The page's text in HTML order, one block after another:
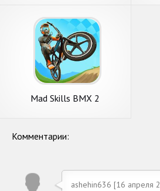
Mad Skills BMX 2
Комментарии:
ashehin636 [16 апреля